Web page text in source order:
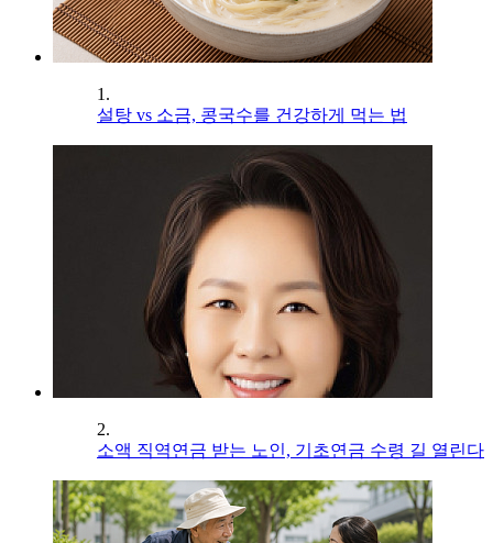
1.
설탕 vs 소금, 콩국수를 건강하게 먹는 법
2.
소액 직역연금 받는 노인, 기초연금 수령 길 열린다